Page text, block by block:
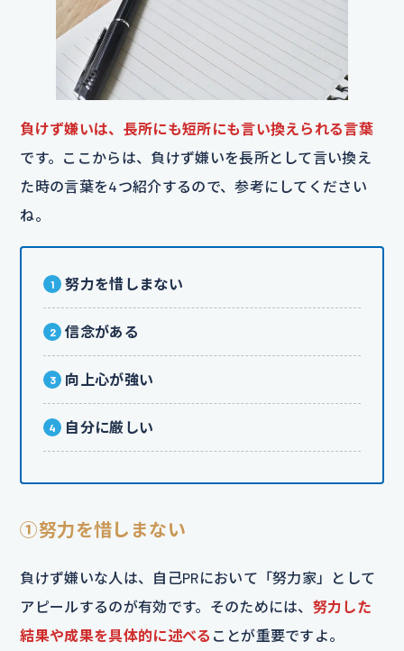
負けず嫌いは、長所にも短所にも言い換えられる言葉
です。ここからは、負けず嫌いを長所として言い換え
た時の言葉を4つ紹介するので、参考にしてください
ね。
努力を惜しまない
信念がある
向上心が強い
自分に厳しい
①努力を惜しまない
負けず嫌いな人は、自己PRにおいて「努力家」として
アピールするのが有効です。そのためには、 努力した
結果や成果を具体的に述べる ことが重要ですよ。